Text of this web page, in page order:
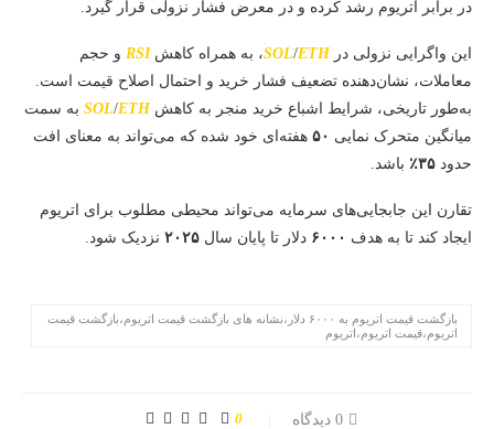
در برابر اتریوم رشد کرده و در معرض فشار نزولی قرار گیرد.
این واگرایی نزولی در SOL/ETH ، به همراه کاهشRSI و حجم
معاملات، نشان‌دهنده تضعیف فشار خرید و احتمال اصلاح قیمت است.
به‌طور تاریخی، شرایط اشباع خرید منجر به کاهش
SOL/ETH
به سمت
میانگین متحرک نمایی ۵۰ هفته‌ای خود شده که می‌تواند به معنای افت
حدود ۳۵٪ باشد.
تقارن این جابجایی‌های سرمایه می‌تواند محیطی مطلوب برای اتریوم
ایجاد کند تا به هدف ۶۰۰۰ دلار تا پایان سال ۲۰۲۵ نزدیک شود.
بازگشت قیمت اتریوم به ۶۰۰۰ دلار،نشانه های بازگشت قیمت اتریوم،بازگشت قیمت
اتریوم،قیمت اتریوم،اتریوم
0 دیدگاه 0